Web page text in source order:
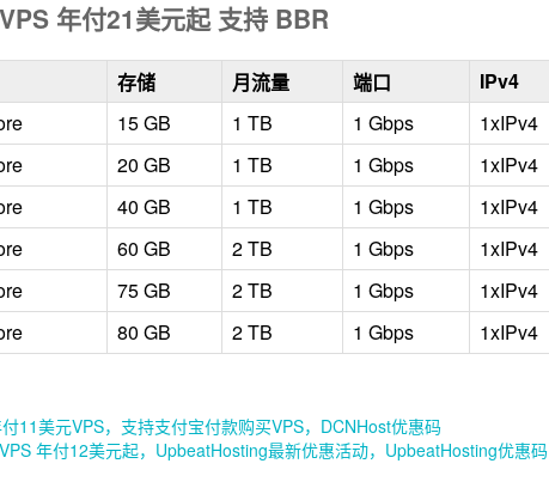
年付21美元起 支持 BBR
存储 月流量 端口 IPv4
15 GB 1 TB 1 Gbps 1xIPv4
20 GB 1 TB 1 Gbps 1xIPv4
40 GB 1 TB 1 Gbps 1xIPv4
60 GB 2 TB 1 Gbps 1xIPv4
75 GB 2 TB 1 Gbps 1xIPv4
80 GB 2 TB 1 Gbps 1xIPv4
付11美元VPS，支持支付宝付款购买VPS，DCNHost优惠码
年付12美元起，UpbeatHosting最新优惠活动，UpbeatHosting优惠码